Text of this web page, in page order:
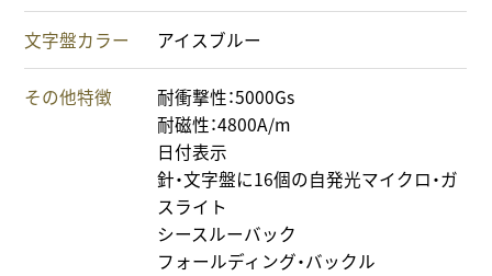
文字盤カラー アイスブルー
その他特徴
耐衝撃性：5000Gs
耐磁性：4800A/m
日付表示
針・文字盤に16個の自発光マイクロ・ガ
スライト
シースルーバック
フォールディング・バックル